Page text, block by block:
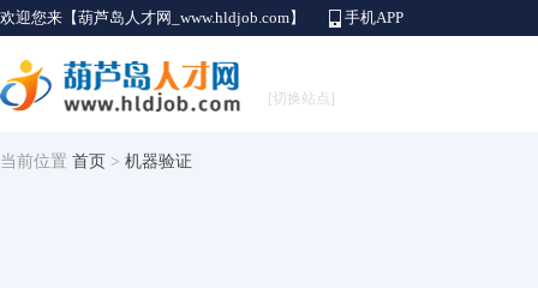
欢迎您来【葫芦岛人才网_www.hldjob.com】 手机APP
[切换站点]
当前位置 首页 > 机器验证